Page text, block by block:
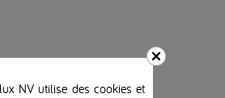
NV utilise des cookies et